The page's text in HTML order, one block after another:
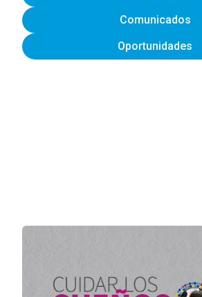
Comunicados
Oportunidades